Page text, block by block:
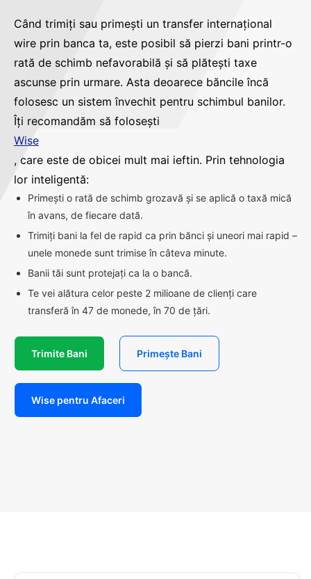
Când trimiți sau primești un transfer internațional
wire prin banca ta, este posibil să pierzi bani printr-o
rată de schimb nefavorabilă și să plătești taxe
ascunse prin urmare. Asta deoarece băncile încă
folosesc un sistem învechit pentru schimbul banilor.
Îți recomandăm să folosești
Wise
, care este de obicei mult mai ieftin. Prin tehnologia
lor inteligentă:
Primești o rată de schimb grozavă și se aplică o taxă mică
în avans, de fiecare dată.
Trimiți bani la fel de rapid ca prin bănci și uneori mai rapid –
unele monede sunt trimise în câteva minute.
Banii tăi sunt protejați ca la o bancă.
Te vei alătura celor peste 2 milioane de clienți care
transferă în 47 de monede, în 70 de țări.
Trimite Bani Primește Bani
Wise pentru Afaceri